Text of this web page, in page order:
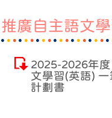
推廣自主語文
2025-2026年
文學習(英語)
計劃書